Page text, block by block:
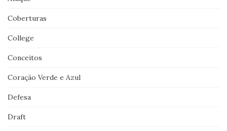
Coberturas
College
Conceitos
Coração Verde e Azul
Defesa
Draft